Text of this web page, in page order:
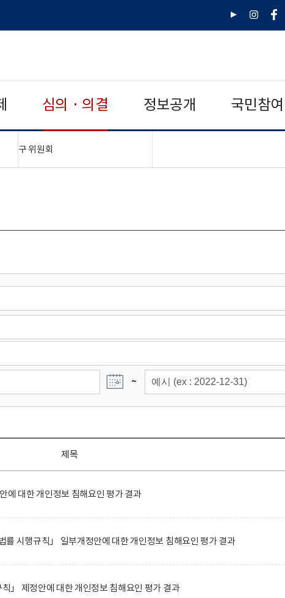
유
인
페
심의 · 의결 정보공개 국민참여
구 위원회
~
제목
에 대한 개인정보 침해요인 평가 결과
률 시행규칙」 일부개정안에 대한 개인정보 침해요인 평가 결과
칙」 제정안에 대한 개인정보 침해요인 평가 결과